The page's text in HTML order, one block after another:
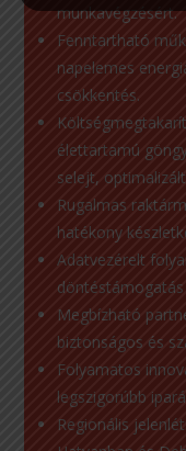
munkavégzésért.
Fenntartható
napelemes
csökkentés.
élettartamú
selejt,
Rugalmas
hatékony
Adatvezérelt
döntéstámogatás
Megbízható
biztonságos és
Folyamatos
legszigorúbb
Regionális